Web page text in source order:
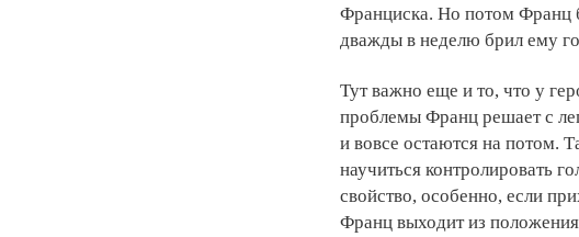
Франциска. Но потом Франц
дважды в неделю брил ему
Тут важно еще и то, что у
проблемы Франц решает с
и вовсе остаются на потом.
научиться контролировать
свойство, особенно, если
Франц выходит из